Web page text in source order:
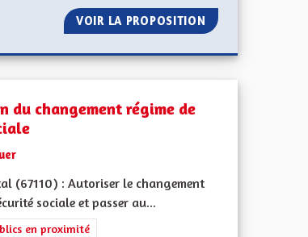
VOIR LA PROPOSITION CRÉER UNE
du changement régime de
(67110) : Autoriser le changement
sociale et passer au...
de la catégorie : Les services publics en proximité
en proximité